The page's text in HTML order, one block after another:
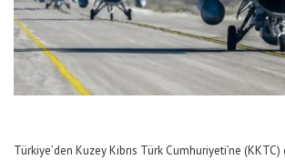
Türkiye’den Kuzey Kıbrıs Türk Cumhuriyeti’ne